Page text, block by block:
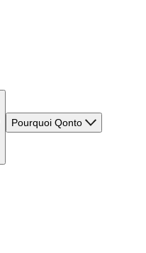
Pourquoi Qonto